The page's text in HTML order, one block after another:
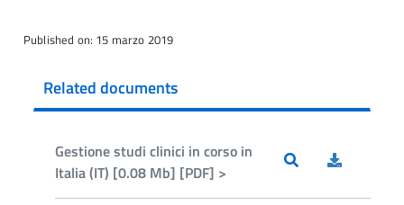
Published on: 15 marzo 2019
Related documents
Gestione studi clinici in corso in
Italia (IT) [0.08 Mb] [PDF] >